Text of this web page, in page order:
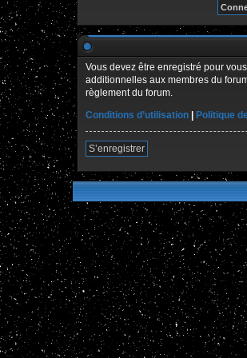
Vous devez être enregistré pour
additionnelles aux membres du
règlement du forum.
Conditions d’utilisation
Politique
S’enregistrer